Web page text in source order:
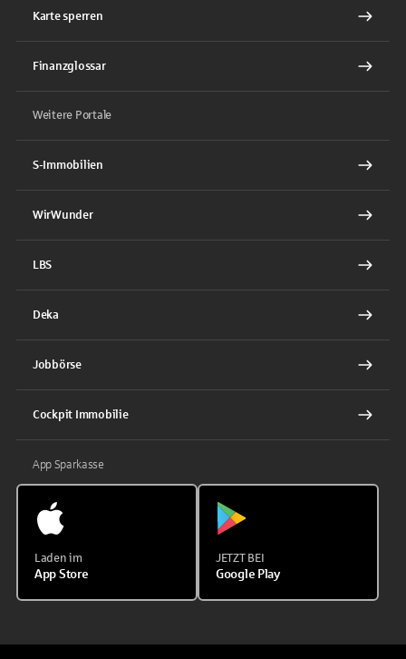
Karte sperren
Finanzglossar
Weitere Portale
S-Immobilien
WirWunder
LBS
Deka
Jobbörse
Cockpit Immobilie
App Sparkasse
Laden im
App Store
JETZT BEI
Google Play